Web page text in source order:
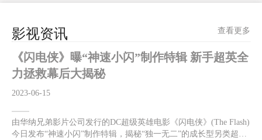
影视资讯 查看更多
《闪电侠》曝“神速小闪”制作特辑 新手超英全
力拯救幕后大揭秘
2023-06-15
由华纳兄弟影片公司发行的DC超级英雄电影《闪电侠》(The Flash)
今日发布“神速小闪”制作特辑，揭秘“独一无二”的成长型另类超英